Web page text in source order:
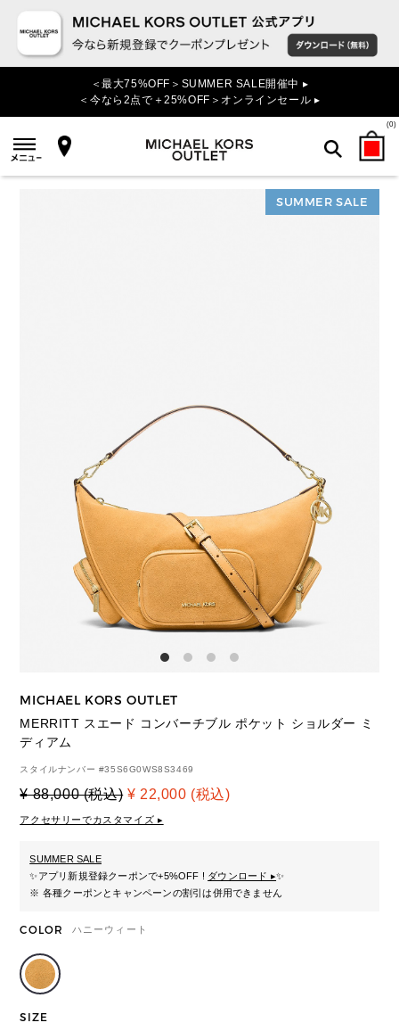
＜最大75%OFF＞SUMMER SALE開催中 ▸
＜今なら2点で＋25%OFF＞オンラインセール ▸
(0)
検索
SUMMER SALE
MICHAEL KORS OUTLET
MERRITT スエード コンバーチブル ポケット ショルダー ミ
ディアム
スタイルナンバー #35S6G0WS8S3469
¥ 88,000 (税込) ¥ 22,000 (税込)
アクセサリーでカスタマイズ ▸
SUMMER SALE
✨アプリ新規登録クーポンで+5%OFF ! ダウンロード ▸✨
※ 各種クーポンとキャンペーンの割引は併用できません
COLOR ハニーウィート
SIZE